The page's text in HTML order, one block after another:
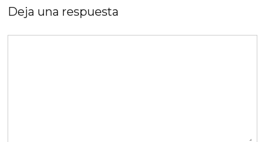
Deja una respuesta